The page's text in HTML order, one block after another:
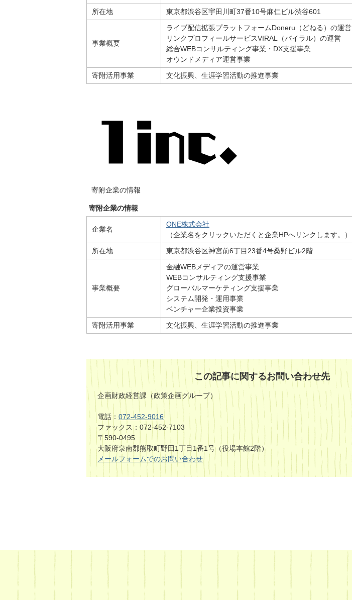
所在地
東京都渋谷区宇田川町37番10号麻仁ビル渋谷601
事業概要
ライブ配信拡張プラットフォームDoneru（どねる）の運営
リンクプロフィールサービスVIRAL（バイラル）の運営
総合WEBコンサルティング事業・DX支援事業
オウンドメディア運営事業
寄附活用事業
文化振興、生涯学習活動の推進事業
寄附企業の情報
寄附企業の情報
企業名
ONE株式会社
（企業名をクリックいただくと企業HPへリンクします。）
所在地
東京都渋谷区神宮前6丁目23番4号桑野ビル2階
事業概要
金融WEBメディアの運営事業
WEBコンサルティング支援事業
グローバルマーケティング支援事業
システム開発・運用事業
ベンチャー企業投資事業
寄附活用事業
文化振興、生涯学習活動の推進事業
この記事に関するお問い合わせ先
企画財政経営課（政策企画グループ）
電話： 072-452-9016
ファックス：072-452-7103
〒590-0495
大阪府泉南郡熊取町野田1丁目1番1号（役場本館2階）
メールフォームでのお問い合わせ